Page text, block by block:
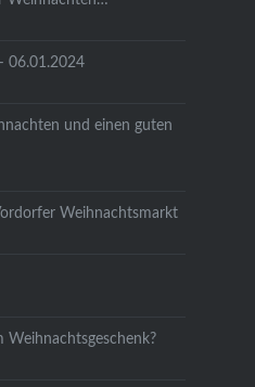
06.01.2024
und einen guten
Weihnachtsmarkt
Weihnachtsgeschenk?